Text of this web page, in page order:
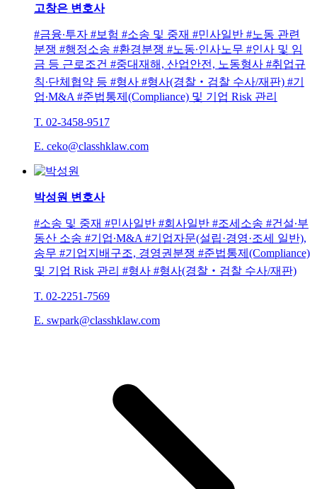
고창은 변호사
#금융∙투자 #보험 #소송 및 중재 #민사일반 #노동 관련
분쟁 #행정소송 #환경분쟁 #노동∙인사노무 #인사 및 임
금 등 근로조건 #중대재해, 산업안전, 노동형사 #취업규
칙∙단체협약 등 #형사 #형사(경찰‧검찰 수사/재판) #기
업∙M&A #준법통제(Compliance) 및 기업 Risk 관리
T. 02-3458-9517
E. ceko@classhklaw.com
박성원 변호사
#소송 및 중재 #민사일반 #회사일반 #조세소송 #건설∙부
동산 소송 #기업∙M&A #기업자문(설립·경영·조세 일반),
송무 #기업지배구조, 경영권분쟁 #준법통제(Compliance)
및 기업 Risk 관리 #형사 #형사(경찰‧검찰 수사/재판)
T. 02-2251-7569
E. swpark@classhklaw.com